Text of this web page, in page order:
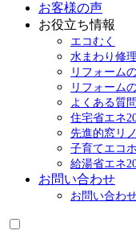
お客様の声
お役立ち情報
エコむく
水まわり修
リフォーム
リフォーム
よくある質問
住宅省エネ
先進的窓リ
子育てエコ
給湯省エネ
お問い合わせ
お問い合わ